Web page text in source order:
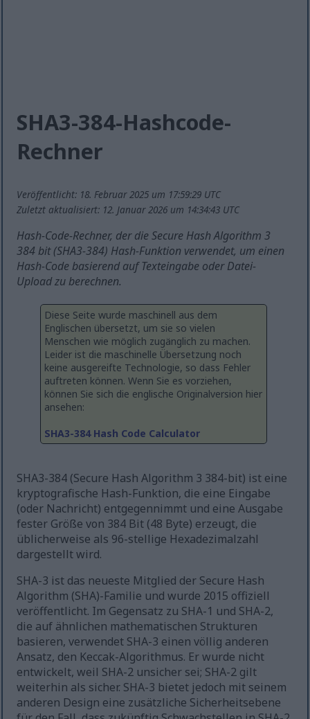
SHA3-384-Hashcode-
Rechner
Veröffentlicht: 18. Februar 2025 um 17:59:29 UTC
Zuletzt aktualisiert: 12. Januar 2026 um 14:34:43 UTC
Hash-Code-Rechner, der die Secure Hash Algorithm 3
384 bit (SHA3-384) Hash-Funktion verwendet, um einen
Hash-Code basierend auf Texteingabe oder Datei-
Upload zu berechnen.
Diese Seite wurde maschinell aus dem
Englischen übersetzt, um sie so vielen
Menschen wie möglich zugänglich zu machen.
Leider ist die maschinelle Übersetzung noch
keine ausgereifte Technologie, so dass Fehler
auftreten können. Wenn Sie es vorziehen,
können Sie sich die englische Originalversion hier
ansehen:
SHA3-384 Hash Code Calculator
SHA3-384 (Secure Hash Algorithm 3 384-bit) ist eine
kryptografische Hash-Funktion, die eine Eingabe
(oder Nachricht) entgegennimmt und eine Ausgabe
fester Größe von 384 Bit (48 Byte) erzeugt, die
üblicherweise als 96-stellige Hexadezimalzahl
dargestellt wird.
SHA-3 ist das neueste Mitglied der Secure Hash
Algorithm (SHA)-Familie und wurde 2015 offiziell
veröffentlicht. Im Gegensatz zu SHA-1 und SHA-2,
die auf ähnlichen mathematischen Strukturen
basieren, verwendet SHA-3 einen völlig anderen
Ansatz, den Keccak-Algorithmus. Er wurde nicht
entwickelt, weil SHA-2 unsicher sei; SHA-2 gilt
weiterhin als sicher. SHA-3 bietet jedoch mit seinem
anderen Design eine zusätzliche Sicherheitsebene